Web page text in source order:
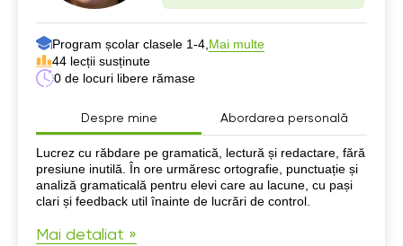
Program școlar clasele 1-4, Mai multe
44 lecții susținute
0 de locuri libere rămase
Despre mine Abordarea personală
Despre mine
Lucrez cu răbdare pe gramatică, lectură și redactare, fără
presiune inutilă. În ore urmăresc ortografie, punctuație și
analiză gramaticală pentru elevi care au lacune, cu pași
clari și feedback util înainte de lucrări de control.
Mai detaliat »